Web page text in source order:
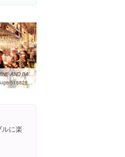
新丸ビル：RIGOLETTO WINE AND BARは3周年！ | DELICIOUS LIFE
に楽